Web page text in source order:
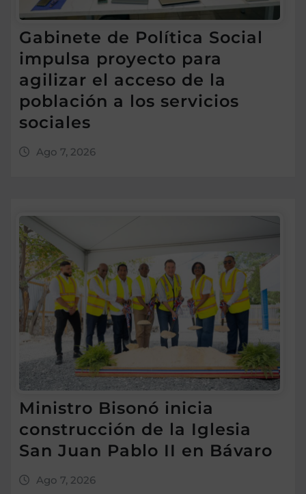
Gabinete de Política Social
impulsa proyecto para
agilizar el acceso de la
población a los servicios
sociales
Ago 7, 2026
Ministro Bisonó inicia
construcción de la Iglesia
San Juan Pablo II en Bávaro
Ago 7, 2026